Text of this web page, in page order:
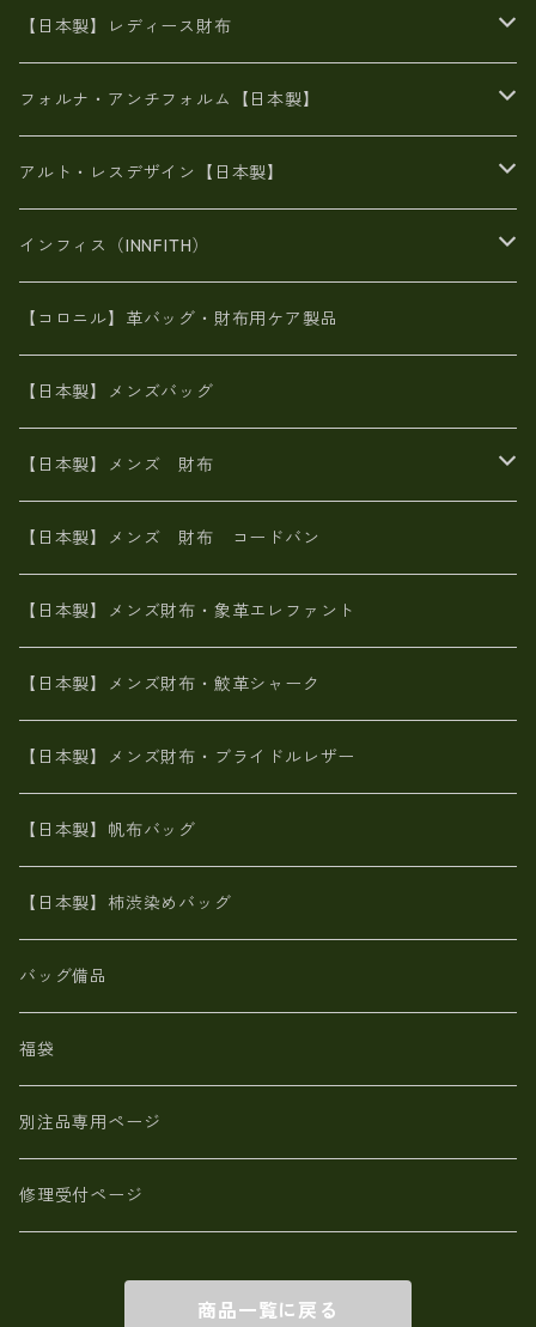
がま口
リネン
メタリック
スエード
牛革
メタリック
オイルレザー
６号蝋引き帆布
豊岡製品
エナメルクロコ
がま口
斜め掛け
豊岡製
日本製
【日本製】レディース財布
二つ折り財布
がま口財布
スペインレザー
メタリック
長財布
スペインレザー
佐賀牛革
革友禅染め
ポーテッド
L字ファスナー財布
スペインレザー
革友禅染め
メタリック
ポーチ
ヌメ革
革友禅染め
財布ショルダー
ヌメ革
がま口財布
革友禅染め
山羊革
火山灰染め
名刺入れ・キーケース、他
フォルナ・アンチフォルム【日本製】
BAG
財布・小物
アルト・レスデザイン【日本製】
BAG
財布・小物
インフィス（INNFITH）
BAG
財布・小物
【コロニル】革バッグ・財布用ケア製品
【日本製】メンズバッグ
【日本製】メンズ 財布
象革エレファント【日本製】メンズ 財布
鮫革シャーク【日本製】メンズ 財布
ブライドルレザー【日本製】メンズ 財布
MAISON de HIROAN 【日本製】メンズ 財布
栃木レザー 【日本製】メンズ 財布
革小物・財布【日本製】メンズ レディース
【日本製】メンズ 財布 アザラシ革(シールスキン)
【日本製】メンズ 財布 コードバン
【日本製】メンズ財布・象革エレファント
【日本製】メンズ財布・鮫革シャーク
【日本製】メンズ財布・ブライドルレザー
【日本製】帆布バッグ
【日本製】柿渋染めバッグ
バッグ備品
福袋
別注品専用ページ
修理受付ページ
商品一覧に戻る